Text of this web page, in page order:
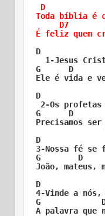
D	                A                     Em    A7     D
Toda bíblia é
     D7	              G		           D     A7   D
É feliz quem
D
1-Jesus
G      D
Ele é vida e
D
2-Os profetas
G      D
Precisamos
D
3-Nossa fé se
G        D
João, mateus,
D
4-Vinde a
G
A palavra que